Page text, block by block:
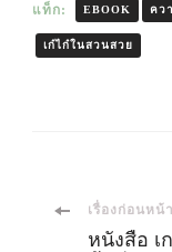
แท็ก:
EBOOK คว
เก๋ไก๋ในสวนสวย
เมนูเรื่องก่อนหน้า
หนังสือ เ